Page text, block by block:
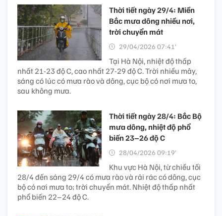
Thời tiết ngày 29/4: Miền
Bắc mưa dông nhiều nơi,
trời chuyển mát
29/04/2026 07:41’
Tại Hà Nội, nhiệt độ thấp
nhất 21-23 độ C, cao nhất 27-29 độ C. Trời nhiều mây,
sáng có lúc có mưa rào và dông, cục bộ có nơi mưa to,
sau không mưa.
Thời tiết ngày 28/4: Bắc Bộ
mưa dông, nhiệt độ phổ
biến 23–26 độ C
28/04/2026 09:19’
Khu vực Hà Nội, từ chiều tối
28/4 đến sáng 29/4 có mưa rào và rải rác có dông, cục
bộ có nơi mưa to; trời chuyển mát. Nhiệt độ thấp nhất
phổ biến 22–24 độ C.